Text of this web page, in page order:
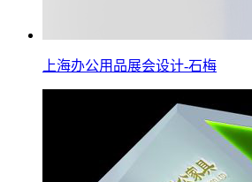
上海办公用品展会设计-石梅